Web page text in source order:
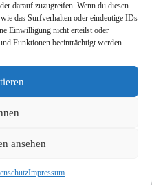
darauf zuzugreifen. Wenn du diesen
das Surfverhalten oder eindeutige IDs
Einwilligung nicht erteilst oder
Funktionen beeinträchtigt werden.
ansehen
Impressum
in drei kleinen
und Zamora
und
Kilometern von
von